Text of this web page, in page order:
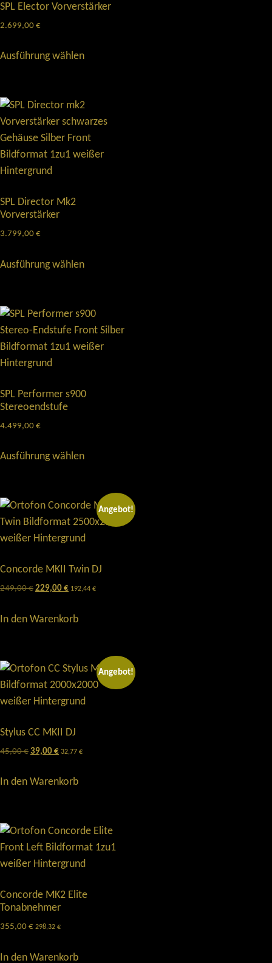
SPL Elector Vorverstärker
2.699,00€
Ausführung wählen
SPL Director Mk2
Vorverstärker
3.799,00€
Ausführung wählen
SPL Performer s900
Stereoendstufe
4.499,00€
Ausführung wählen
Angebot!
Concorde MKII Twin DJ
249,00€229,00€ 192,44 €
In den Warenkorb
Angebot!
Stylus CC MKII DJ
45,00€39,00€ 32,77 €
In den Warenkorb
Concorde MK2 Elite
Tonabnehmer
355,00€ 298,32 €
In den Warenkorb